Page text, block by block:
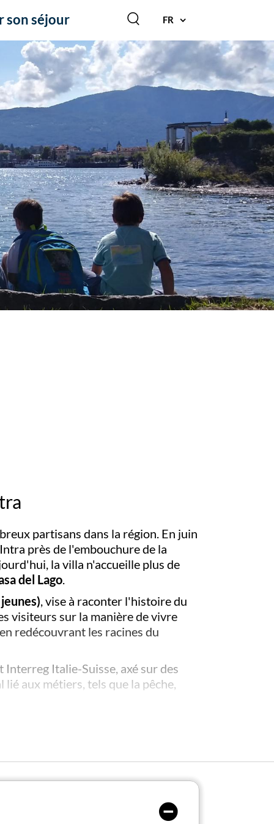
son séjour FR
partisans dans la région. En juin
près de l'embouchure de la
la villa n'accueille plus de
del Lago.
, vise à raconter l'histoire du
visiteurs sur la manière de vivre
redécouvrant les racines du
Interreg Italie-Suisse, axé sur des
aux métiers, tels que la pêche,
et culturels. Les activités -
et résidents locaux sur le lac.